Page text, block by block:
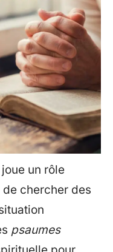
un rôle
chercher des
psaumes